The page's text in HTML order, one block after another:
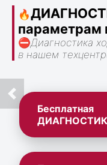
🔥
параметрам
⛔Диагностика
в нашем
Бесплатная